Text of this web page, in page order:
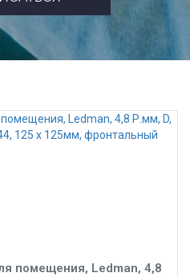
помещения, Ledman, 4,8